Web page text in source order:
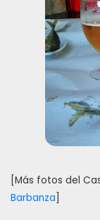
[Más fotos del
Barbanza